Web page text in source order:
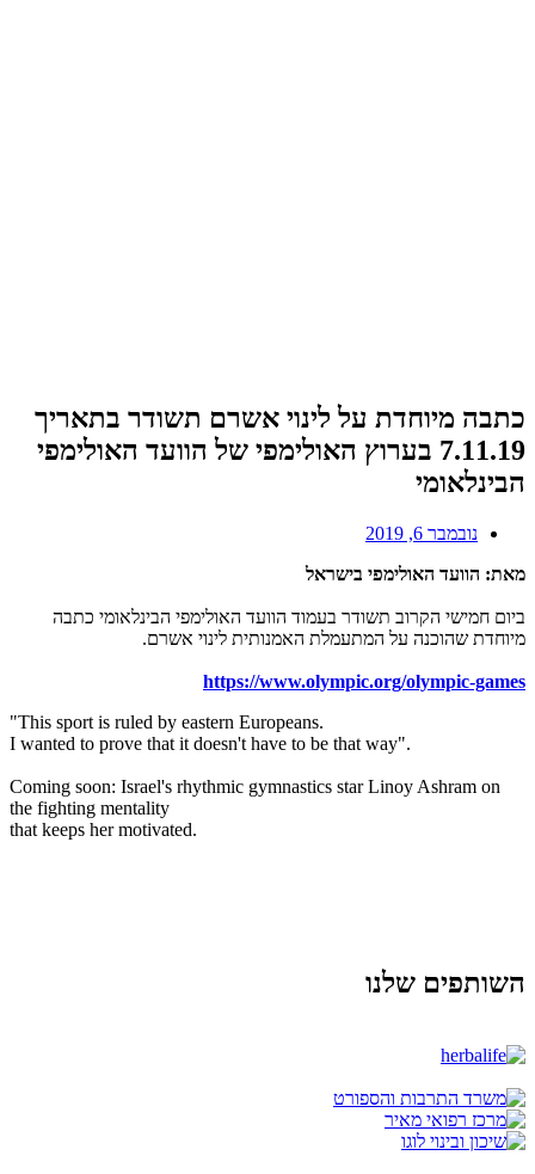
כתבה מיוחדת על לינוי אשרם תשודר בתאריך
7.11.19 בערוץ האולימפי של הוועד האולימפי
הבינלאומי
נובמבר 6, 2019
מאת: הוועד האולימפי בישראל
ביום חמישי הקרוב תשודר בעמוד הוועד האולימפי הבינלאומי כתבה
מיוחדת שהוכנה על המתעמלת האמנותית לינוי אשרם.
https://www.olympic.org/olympic-games
"This sport is ruled by eastern Europeans.
I wanted to prove that it doesn't have to be that way".
Coming soon: Israel's rhythmic gymnastics star Linoy Ashram on
the fighting mentality
that keeps her motivated.
השותפים שלנו